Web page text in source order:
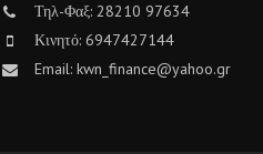
Τηλ-Φαξ: 28210 97634
Κινητό: 6947427144
Email: kwn_finance@yahoo.gr